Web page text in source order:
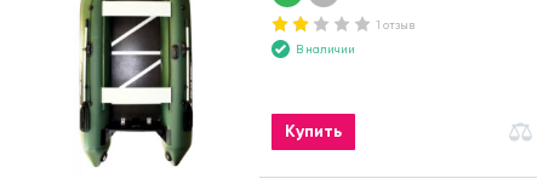
1 отзыв
В наличии
Купить